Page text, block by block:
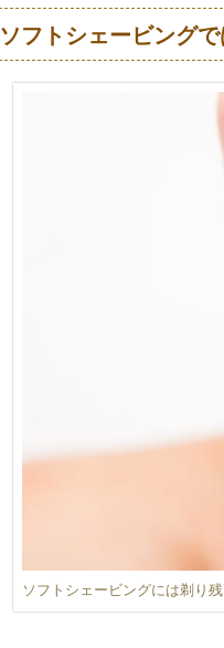
ソフトシェービング
ソフトシェービングには剃り